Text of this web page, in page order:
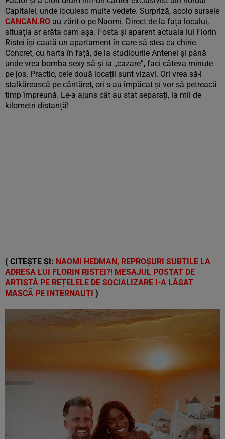
Capitalei, unde locuiesc multe vedete. Surpriză, acolo sursele
CANCAN.RO au zărit-o pe Naomi. Direct de la fața locului,
situația ar arăta cam așa. Fosta și aparent actuala lui Florin
Ristei își caută un apartament în care să stea cu chirie.
Concret, cu harta în față, de la studiourile Antenei și până
unde vrea bomba sexy să-și ia „cazare”, faci câteva minute
pe jos. Practic, cele două locații sunt vizavi. Ori vrea să-l
stalkărească pe cântăreț, ori s-au împăcat și vor să petreacă
timp împreună. Le-a ajuns cât au stat separați, la mii de
kilometri distanță!
( CITEȘTE ȘI: NAOMI HEDMAN, REPROȘURI SUBTILE LA
ADRESA LUI FLORIN RISTEI?! MESAJUL POSTAT DE
ARTISTĂ PE REȚELELE DE SOCIALIZARE I-A LĂSAT
MASCĂ PE INTERNAUȚI )